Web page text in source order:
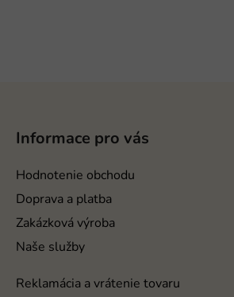
Informace pro vás
Hodnotenie obchodu
Doprava a platba
Zakázková výroba
Naše služby
Reklamácia a vrátenie tovaru